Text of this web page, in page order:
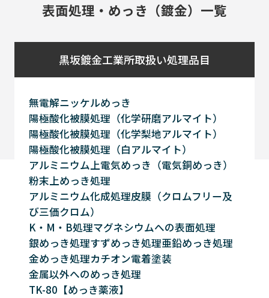
表面処理・めっき（鍍金）一覧
黒坂鍍金工業所取扱い処理品目
無電解ニッケルめっき
陽極酸化被膜処理（化学研磨アルマイト）
陽極酸化被膜処理（化学梨地アルマイト）
陽極酸化被膜処理（白アルマイト）
アルミニウム上電気めっき（電気銅めっき）
粉末上めっき処理
アルミニウム化成処理皮膜（クロムフリー及
び三価クロム）
K・M・B処理マグネシウムへの表面処理
銀めっき処理すずめっき処理亜鉛めっき処理
金めっき処理カチオン電着塗装
金属以外へのめっき処理
TK-80【めっき薬液】